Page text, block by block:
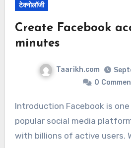
टेक्नोलॉजी
Create Facebook
minutes
Taarikh.com
0
Introduction Facebook is one of the most
popular social media
with billions of active users.